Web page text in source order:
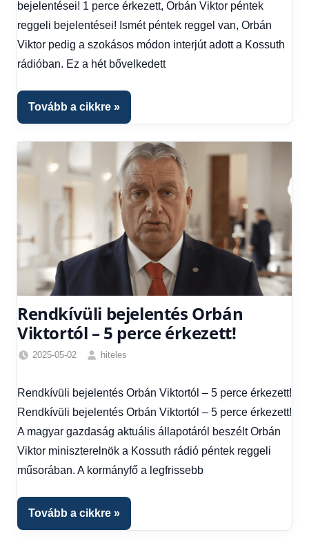
Hírek
1
kézből
bejelentései! 1 perce érkezett, Orbán Viktor péntek
reggeli bejelentései! Ismét péntek reggel van, Orbán
Viktor pedig a szokásos módon interjút adott a Kossuth
rádióban. Ez a hét bővelkedett
Tovább a cikkre
Rendkívüli bejelentés Orbán
Viktortól – 5 perce érkezett!
2025-05-02
hiteles
hírek,
Hírek
Hírek
1
Rendkívüli bejelentés Orbán Viktortól – 5 perce érkezett!
Rendkívüli bejelentés Orbán Viktortól – 5 perce érkezett!
A magyar gazdaság aktuális állapotáról beszélt Orbán
Viktor miniszterelnök a Kossuth rádió péntek reggeli
műsorában. A kormányfő a legfrissebb
Tovább a cikkre